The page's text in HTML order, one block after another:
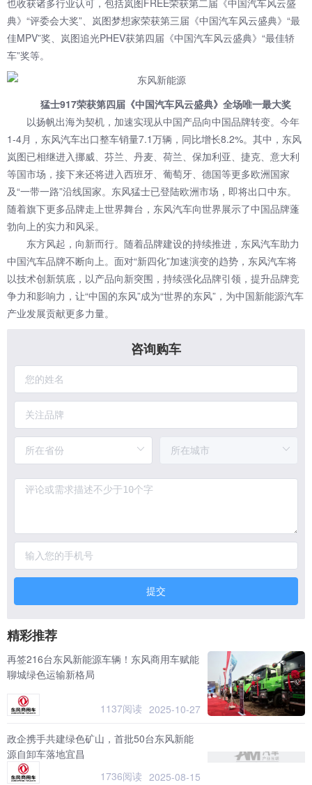
也收获诸多行业认可，包括岚图FREE荣获第二届《中国汽车风云盛
典》“评委会大奖”、岚图梦想家荣获第三届《中国汽车风云盛典》“最
佳MPV”奖、岚图追光PHEV获第四届《中国汽车风云盛典》“最佳轿
车”奖等。
猛士917荣获第四届《中国汽车风云盛典》全场唯一最大奖
以扬帆出海为契机，加速实现从中国产品向中国品牌转变。今年
1-4月，东风汽车出口整车销量7.1万辆，同比增长8.2%。其中，东风
岚图已相继进入挪威、芬兰、丹麦、荷兰、保加利亚、捷克、意大利
等国市场，接下来还将进入西班牙、葡萄牙、德国等更多欧洲国家
及“一带一路”沿线国家。东风猛士已登陆欧洲市场，即将出口中东。
随着旗下更多品牌走上世界舞台，东风汽车向世界展示了中国品牌蓬
勃向上的实力和风采。
东方风起，向新而行。随着品牌建设的持续推进，东风汽车助力
中国汽车品牌不断向上。面对“新四化”加速演变的趋势，东风汽车将
以技术创新筑底，以产品向新突围，持续强化品牌引领，提升品牌竞
争力和影响力，让“中国的东风”成为“世界的东风”，为中国新能源汽车
产业发展贡献更多力量。
咨询购车
提交
精彩推荐
再签216台东风新能源车辆！东风商用车赋能
聊城绿色运输新格局
1137阅读 2025-10-27
政企携手共建绿色矿山，首批50台东风新能
源自卸车落地宜昌
1736阅读 2025-08-15